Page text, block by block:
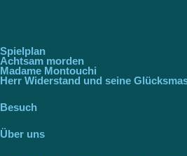
Spielplan
Achtsam morden
Madame Montouchi
Herr Widerstand und seine
Besuch
Über uns